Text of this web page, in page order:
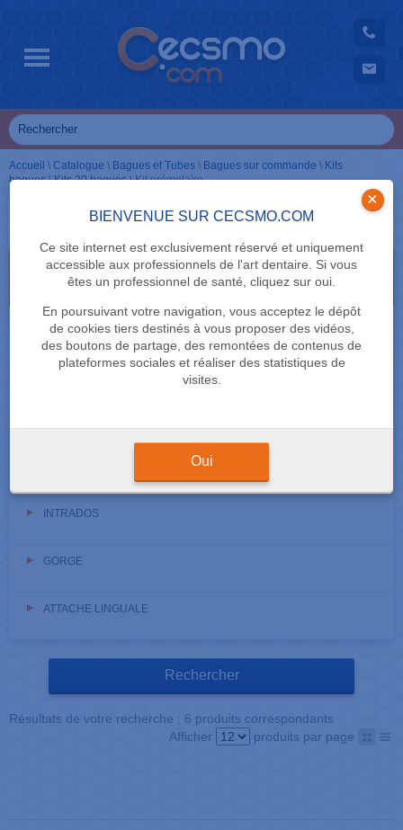
BIENVENUE SUR CECSMO.COM
Ce site internet est exclusivement réservé et uniquement
accessible aux professionnels de l'art dentaire. Si vous
êtes un professionnel de santé, cliquez sur oui.
En poursuivant votre navigation, vous acceptez le dépôt
de cookies tiers destinés à vous proposer des vidéos,
des boutons de partage, des remontées de contenus de
plateformes sociales et réaliser des statistiques de
visites.
×
Oui
Accueil \ Catalogue \ Bagues et Tubes \ Bagues sur commande \ Kits
bagues\Kits 20 bagues\Kit prémolaire
Kit prémolaire
Sélectionnez vos critères de recherche en cliquant
DENTS
TECHNIQUE
INTRADOS
GORGE
ATTACHE LINGUALE
Résultats de votre recherche : 6 produits correspondants
Afficher
produits par page